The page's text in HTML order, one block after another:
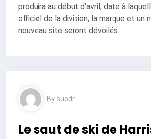
produira au début d’avril, date à
officiel de la division, la marque et un
nouveau site seront dévoilés.
By suodn
Le saut de ski de